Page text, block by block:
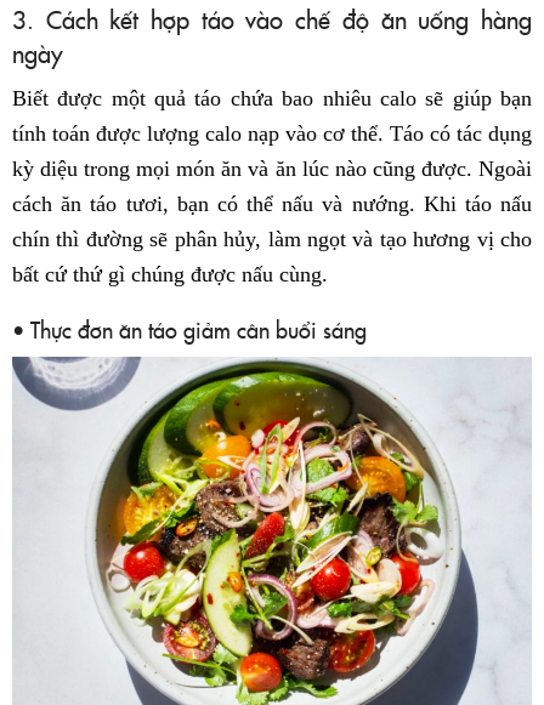
3. Cách kết hợp táo vào chế độ ăn uống hàng
ngày
Biết được một quả táo chứa bao nhiêu calo sẽ giúp bạn
tính toán được lượng calo nạp vào cơ thể. Táo có tác dụng
kỳ diệu trong mọi món ăn và ăn lúc nào cũng được. Ngoài
cách ăn táo tươi, bạn có thể nấu và nướng. Khi táo nấu
chín thì đường sẽ phân hủy, làm ngọt và tạo hương vị cho
bất cứ thứ gì chúng được nấu cùng.
• Thực đơn ăn táo giảm cân buổi sáng